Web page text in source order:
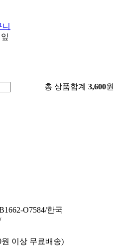
총 상품합계 3,600원
O7584/한국
원 이상 무료배송)